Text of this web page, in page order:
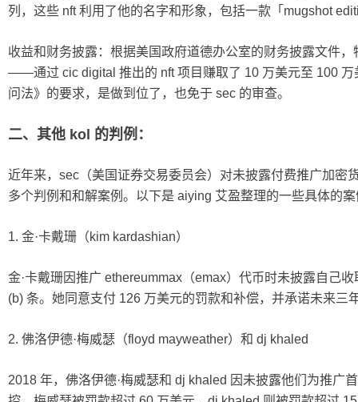
列，这些 nft 利用了他的名字和形象，包括一款「mugshot
收益和财务披露：根据美国政府道德办公室的财务披露文件
——通过 cic digital 推出的 nft 项目赚取了 10 万美元至 100
问法》的要求，是做到位了，也免于 sec 的审查。
二、其他 kol 的判例：
近年来，sec（美国证券交易委员会）对未披露付费推广加密
多个判例和和解案例。以下是 aiying 艾盈整理的一些具体的
1. 金·卡戴珊（kim kardashian）
金·卡戴珊因推广 ethereummax（emax）代币时未披露自己
(b) 条。她同意支付 126 万美元的罚款和补偿，并承诺未来三
2. 佛洛伊德·梅威瑟（floyd mayweather）和 dj khaled
2018 年，佛洛伊德·梅威瑟和 dj khaled 因未披露他们为推广